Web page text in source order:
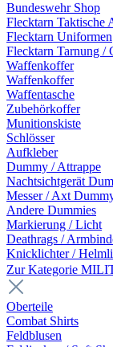
Bundeswehr Shop
Flecktarn Taktische
Flecktarn Uniformen
Flecktarn Tarnung /
Waffenkoffer
Waffenkoffer
Waffentasche
Zubehörkoffer
Munitionskiste
Schlösser
Aufkleber
Dummy / Attrappe
Nachtsichtgerät
Messer / Axt
Andere Dummies
Markierung / Licht
Deathrags /
Knicklichter /
Zur Kategorie
Oberteile
Combat Shirts
Feldblusen